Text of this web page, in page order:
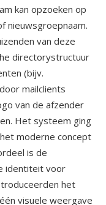
kan opzoeken op
nieuwsgroepnaam.
van deze
directorystructuur
(bijv.
mailclients
van de afzender
Het systeem ging
moderne concept
is de
identiteit voor
het
visuele weergave